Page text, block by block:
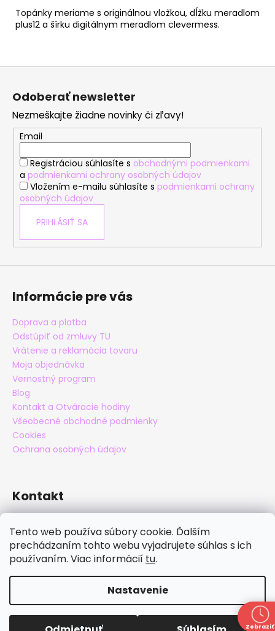
Tento web používa súbory cookie. Ďalším
prechádzaním tohto webu vyjadrujete súhlas s ich
používaním. Viac informácií tu.
Nastavenie
Zľava 30% zľava na nezľavnený tovar okrem papúč s
Topánky meriame s originálnou vložkou, dĺžku meradlom
plus12 a šírku digitálnym meradlom clevermess.
Z
Odoberať newsletter
Nezmeškajte žiadne novinky či zľavy!
Email
Registráciou súhlasíte s obchodnými podmienkami
a podmienkami ochrany osobných údajov
Vložením e-mailu súhlasíte s podmienkami ochrany
osobných údajov
PRIHLÁSIŤ SA
Informácie pre vás
Doprava a platba
Odstúpiť od zmluvy TU
Vrátenie a reklamácia tovaru
Moja objednávka
Vernostný program
Blog
Kontakt a Otváracie hodiny
Všeobecné obchodné podmienky
Cookies
Ochrana osobných údajov
Kontakt
+421 905 838 706
maxatko
maxatko_barefoot
Copyright 2026Maxatko. Všetky práva vyhradené.
Zobraziť